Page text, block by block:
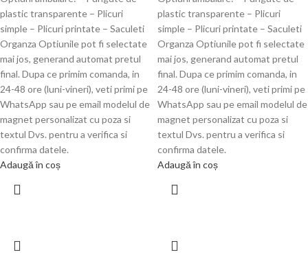
plastic transparente – Plicuri
simple – Plicuri printate – Saculeti
Organza Optiunile pot fi selectate
mai jos, generand automat pretul
final. Dupa ce primim comanda, in
24-48 ore (luni-vineri), veti primi pe
WhatsApp sau pe email modelul de
magnet personalizat cu poza si
textul Dvs. pentru a verifica si
confirma datele.
Adaugă în coș
plastic transparente – Plicuri
simple – Plicuri printate – Saculeti
Organza Optiunile pot fi selectate
mai jos, generand automat pretul
final. Dupa ce primim comanda, in
24-48 ore (luni-vineri), veti primi pe
WhatsApp sau pe email modelul de
magnet personalizat cu poza si
textul Dvs. pentru a verifica si
confirma datele.
Adaugă în coș